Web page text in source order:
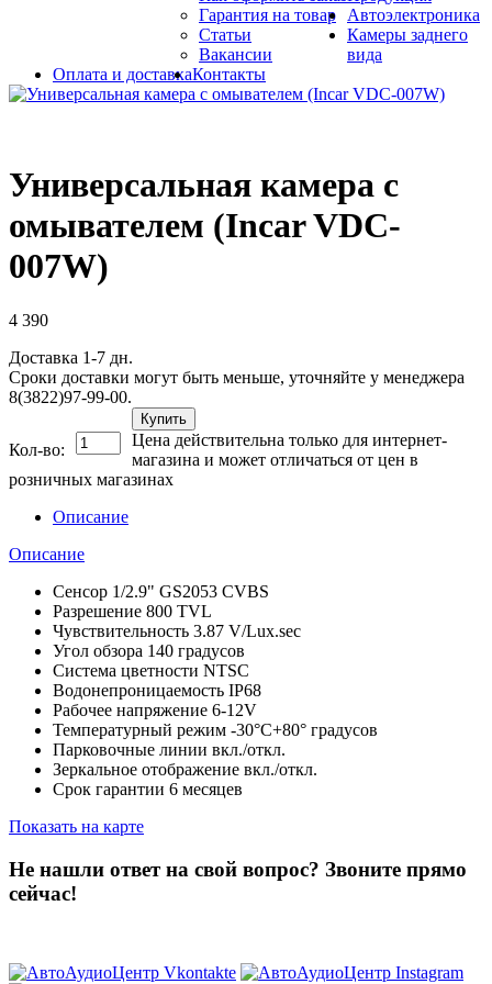
Гарантия на товар
Статьи
Вакансии
Оплата и доставкаКонтакты
Автоэлектроника
Камеры заднего
вида
Универсальная камера c
омывателем (Incar VDC-
007W)
4 390
Доставка 1-7 дн.
Сроки доставки могут быть меньше, уточняйте у менеджера
8(3822)97-99-00.
Кол-во:
Купить
Цена действительна только для интернет-
магазина и может отличаться от цен в
розничных магазинах
Описание
Описание
Сенсор 1/2.9" GS2053 CVBS
Разрешение 800 TVL
Чувствительность 3.87 V/Lux.sec
Угол обзора 140 градусов
Система цветности NTSC
Водонепроницаемость IP68
Рабочее напряжение 6-12V
Температурный режим -30°C+80° градусов
Парковочные линии вкл./откл.
Зеркальное отображение вкл./откл.
Срок гарантии 6 месяцев
Показать на карте
Не нашли ответ на свой вопрос? Звоните прямо
сейчас!